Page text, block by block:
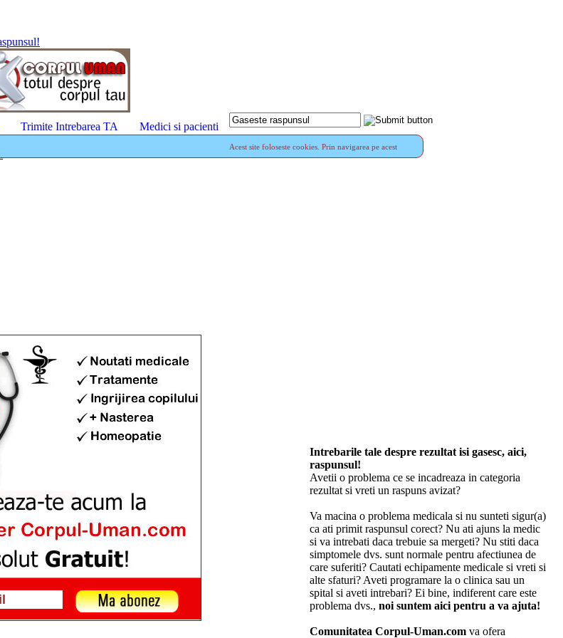
Trimite Intrebarea TA Medici si pacienti
Acest site foloseste cookies. Prin navigarea pe acest
Intrebarile tale despre rezultat isi gasesc, aici,
raspunsul!
Avetii o problema ce se incadreaza in categoria
rezultat si vreti un raspuns avizat?
Va macina o problema medicala si nu sunteti sigur(a)
ca ati primit raspunsul corect? Nu ati ajuns la medic
si va intrebati daca trebuie sa mergeti? Nu stiti daca
simptomele dvs. sunt normale pentru afectiunea de
care suferiti? Cautati echipamente medicale si vreti si
alte sfaturi? Aveti programare la o clinica sau un
spital si aveti intrebari? Ei bine, indiferent care este
problema dvs., noi suntem aici pentru a va ajuta!
Comunitatea Corpul-Uman.comva ofera